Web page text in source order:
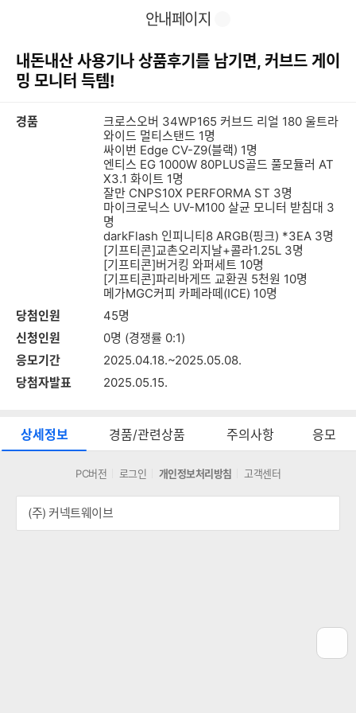
안내페이지
기
내돈내산 사용기나 상품후기를 남기면, 커브드 게이
밍 모니터 득템!
경품
크로스오버 34WP165 커브드 리얼 180 울트라
와이드 멀티스탠드 1명
싸이번 Edge CV-Z9(블랙) 1명
엔티스 EG 1000W 80PLUS골드 풀모듈러 AT
X3.1 화이트 1명
잘만 CNPS10X PERFORMA ST 3명
마이크로닉스 UV-M100 살균 모니터 받침대 3
명
darkFlash 인피니티8 ARGB(핑크) *3EA 3명
[기프티콘]교촌오리지날+콜라1.25L 3명
[기프티콘]버거킹 와퍼세트 10명
[기프티콘]파리바게뜨 교환권 5천원 10명
메가MGC커피 카페라떼(ICE) 10명
당첨인원
45명
신청인원
0명 (경쟁률 0:1)
응모기간
2025.04.18.~2025.05.08.
당첨자발표
2025.05.15.
상세정보 경품/관련상품 주의사항 응모
PC버전 로그인 개인정보처리방침 고객센터
(주) 커넥트웨이브